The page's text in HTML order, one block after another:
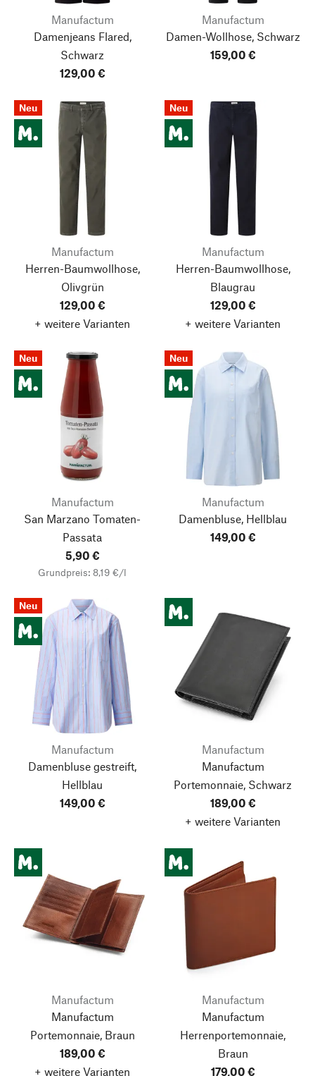
Manufactum
Damenjeans Flared,
Schwarz
129,00 €
Manufactum
Damen-Wollhose, Schwarz
159,00 €
Neu
Manufactum
Herren-Baumwollhose,
Olivgrün
129,00 €
+ weitere Varianten
Neu
Manufactum
Herren-Baumwollhose,
Blaugrau
129,00 €
+ weitere Varianten
Neu
Manufactum
San Marzano Tomaten-
Passata
5,90 €
Grundpreis: 8,19 €/l
Neu
Manufactum
Damenbluse, Hellblau
149,00 €
Neu
Manufactum
Damenbluse gestreift,
Hellblau
149,00 €
Manufactum
Manufactum
Portemonnaie, Schwarz
189,00 €
+ weitere Varianten
Manufactum
Manufactum
Portemonnaie, Braun
189,00 €
+ weitere Varianten
Manufactum
Manufactum
Herrenportemonnaie,
Braun
179,00 €